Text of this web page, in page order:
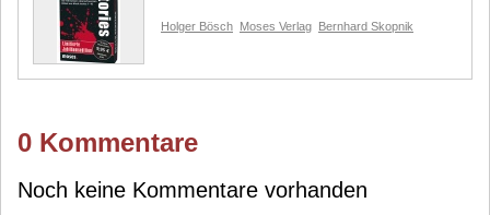
Holger Bösch Moses Verlag Bernhard Skopnik
0 Kommentare
Noch keine Kommentare vorhanden